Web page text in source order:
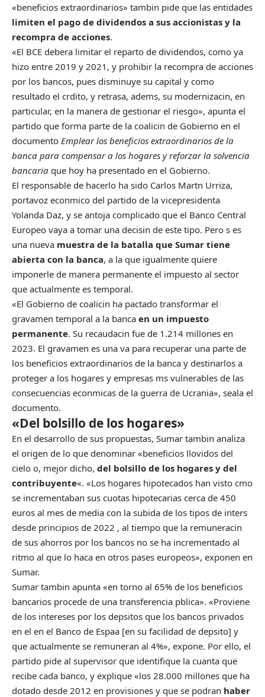
«beneficios extraordinarios» tambin pide que las entidades
limiten el pago de dividendos a sus accionistas y la
recompra de acciones.
«El BCE debera limitar el reparto de dividendos, como ya
hizo entre 2019 y 2021, y prohibir la recompra de acciones
por los bancos, pues disminuye su capital y como
resultado el crdito, y retrasa, adems, su modernizacin, en
particular, en la manera de gestionar el riesgo», apunta el
partido que forma parte de la coalicin de Gobierno en el
documento Emplear los beneficios extraordinarios de la
banca para compensar a los hogares y reforzar la solvencia
bancaria que hoy ha presentado en el Gobierno.
El responsable de hacerlo ha sido Carlos Martn Urriza,
portavoz econmico del partido de la vicepresidenta
Yolanda Daz, y se antoja complicado que el Banco Central
Europeo vaya a tomar una decisin de este tipo. Pero s es
una nueva muestra de la batalla que Sumar tiene
abierta con la banca, a la que igualmente quiere
imponerle de manera permanente el impuesto al sector
que actualmente es temporal.
«El Gobierno de coalicin ha pactado transformar el
gravamen temporal a la banca en un impuesto
permanente. Su recaudacin fue de 1.214 millones en
2023. El gravamen es una va para recuperar una parte de
los beneficios extraordinarios de la banca y destinarlos a
proteger a los hogares y empresas ms vulnerables de las
consecuencias econmicas de la guerra de Ucrania», seala el
documento.
«Del bolsillo de los hogares»
En el desarrollo de sus propuestas, Sumar tambin analiza
el origen de lo que denominar «beneficios llovidos del
cielo o, mejor dicho, del bolsillo de los hogares y del
contribuyente«. «Los hogares hipotecados han visto cmo
se incrementaban sus cuotas hipotecarias cerca de 450
euros al mes de media con la subida de los tipos de inters
desde principios de 2022 , al tiempo que la remuneracin
de sus ahorros por los bancos no se ha incrementado al
ritmo al que lo haca en otros pases europeos», exponen en
Sumar.
Sumar tambin apunta «en torno al 65% de los beneficios
bancarios procede de una transferencia pblica». «Proviene
de los intereses por los depsitos que los bancos privados
en el en el Banco de Espaa [en su facilidad de depsito] y
que actualmente se remuneran al 4%», expone. Por ello, el
partido pide al supervisor que identifique la cuanta que
recibe cada banco, y explique «los 28.000 millones que ha
dotado desde 2012 en provisiones y que se podran haber